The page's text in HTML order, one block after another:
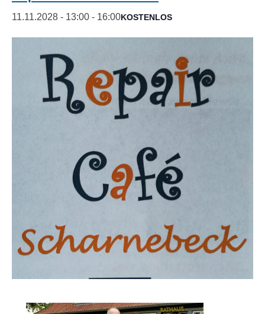
11.11.2028 - 13:00 - 16:00KOSTENLOS